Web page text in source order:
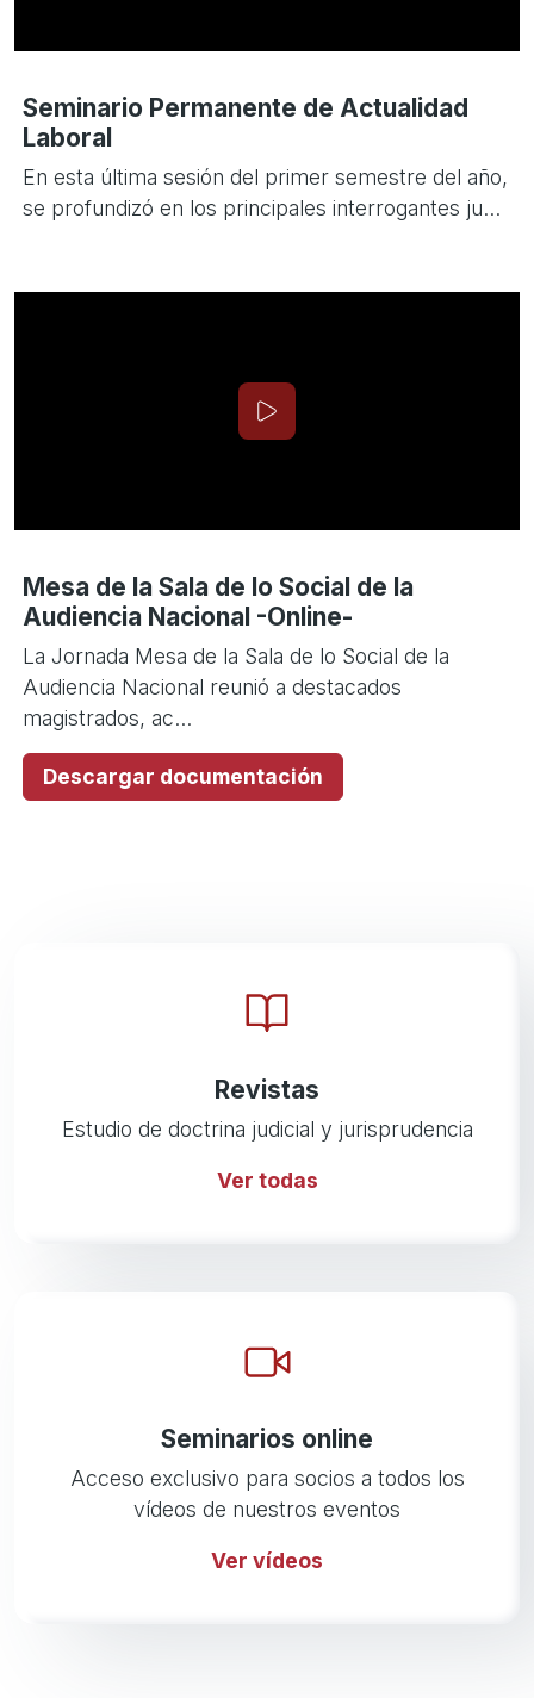
Seminario Permanente de Actualidad
Laboral
En esta última sesión del primer semestre del año,
se profundizó en los principales interrogantes ju...
Mesa de la Sala de lo Social de la
Audiencia Nacional -Online-
La Jornada Mesa de la Sala de lo Social de la
Audiencia Nacional reunió a destacados
magistrados, ac...
Descargar documentación
Revistas
Estudio de doctrina judicial y jurisprudencia
Ver todas
Seminarios online
Acceso exclusivo para socios a todos los
vídeos de nuestros eventos
Ver vídeos